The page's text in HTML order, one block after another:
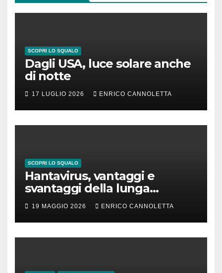
SCOPRI LO SQUALO
Dagli USA, luce solare anche
di notte
17 LUGLIO 2026 ENRICO CANNOLETTA
SCOPRI LO SQUALO
Hantavirus, vantaggi e
svantaggi della lunga
incubazione
19 MAGGIO 2026 ENRICO CANNOLETTA